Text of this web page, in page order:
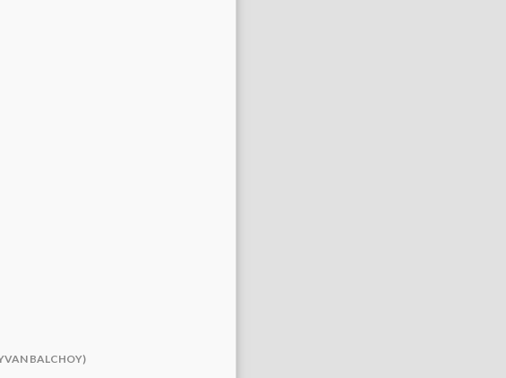
BALCHOY)